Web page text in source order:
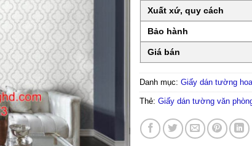
Xuất xứ, quy cách
Bảo hành
Giá bán
Danh mục: Giấy dán tường
Thẻ: Giấy dán tường văn